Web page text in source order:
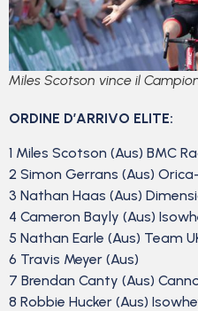
Miles Scotson vince il
ORDINE D’ARRIVO ELITE:
1 Miles Scotson (Aus) BMC
2 Simon Gerrans (Aus)
3 Nathan Haas (Aus)
4 Cameron Bayly (Aus)
5 Nathan Earle (Aus) Team
6 Travis Meyer (Aus)
7 Brendan Canty (Aus)
8 Robbie Hucker (Aus)